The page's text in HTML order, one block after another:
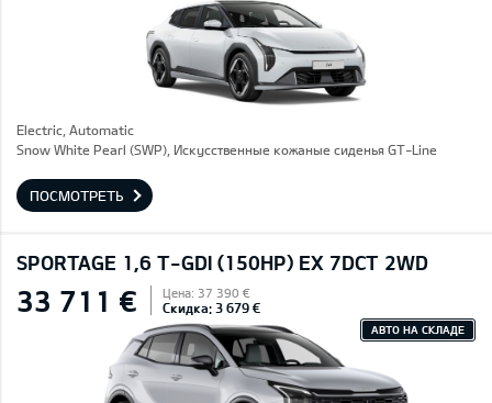
Electric, Automatic
Snow White Pearl (SWP), Искусственные кожаные сиденья GT-Line
ПОСМОТРЕТЬ
SPORTAGE 1,6 T-GDI (150HP) EX 7DCT 2WD
33 711 € Цена: 37 390 €
Скидка: 3 679 €
АВТО НА СКЛАДЕ